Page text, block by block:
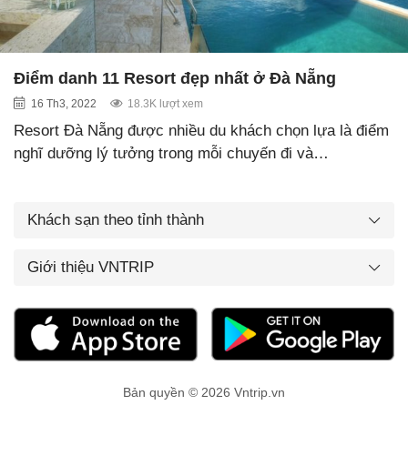
Điểm danh 11 Resort đẹp nhất ở Đà Nẵng
16 Th3, 2022 18.3K lượt xem
Resort Đà Nẵng được nhiều du khách chọn lựa là điểm
nghĩ dưỡng lý tưởng trong mỗi chuyến đi và…
Khách sạn theo tỉnh thành
Giới thiệu VNTRIP
Bản quyền © 2026 Vntrip.vn